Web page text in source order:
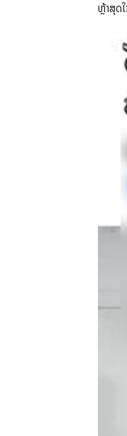
ຫຼ້າສຸດ